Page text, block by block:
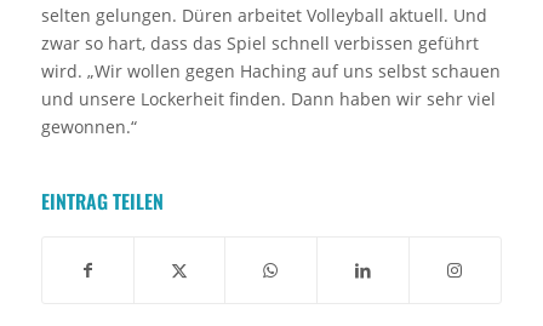
selten gelungen. Düren arbeitet Volleyball aktuell. Und
zwar so hart, dass das Spiel schnell verbissen geführt
wird. „Wir wollen gegen Haching auf uns selbst schauen
und unsere Lockerheit finden. Dann haben wir sehr viel
gewonnen.“
EINTRAG TEILEN